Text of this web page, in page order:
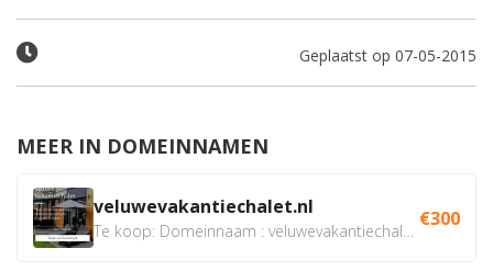
Geplaatst op 07-05-2015
MEER IN DOMEINNAMEN
veluwevakantiechalet.nl €300